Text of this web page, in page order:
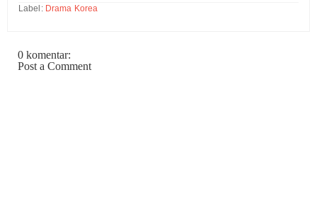
Label: Drama Korea
0 komentar:
Post a Comment